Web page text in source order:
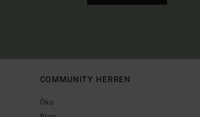
COMMUNITY HERREN
Öko